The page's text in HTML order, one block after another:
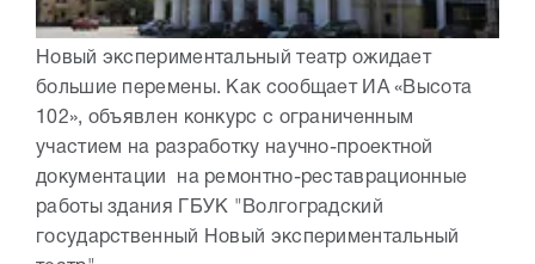
Новый экспериментальный театр ожидает
большие перемены. Как сообщает ИА «Высота
102», объявлен конкурс с ограниченным
участием на разработку научно-проектной
документации на ремонтно-реставрационные
работы здания ГБУК "Волгоградский
государственный Новый экспериментальный